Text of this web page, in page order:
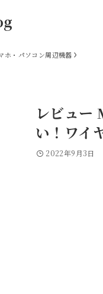
ホ・パソコン周辺機器
レビュー
い！ワイ
2022年9月3日